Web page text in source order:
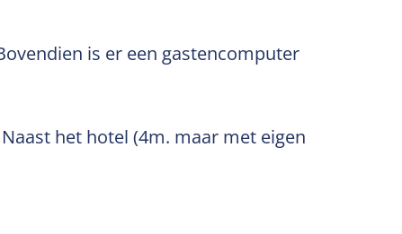
is er een gastencomputer
het hotel (4m. maar met eigen